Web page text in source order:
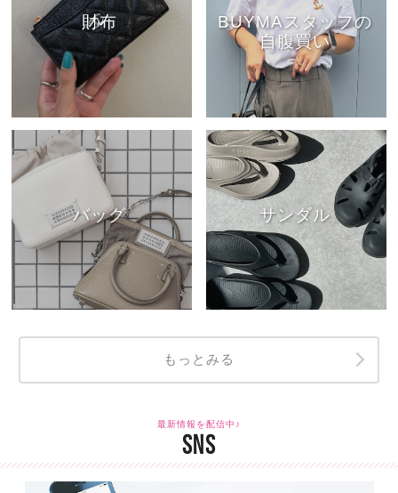
財布
BUYMAスタッフの
自腹買い
バッグ サンダル
もっとみる
最新情報を配信中♪
SNS